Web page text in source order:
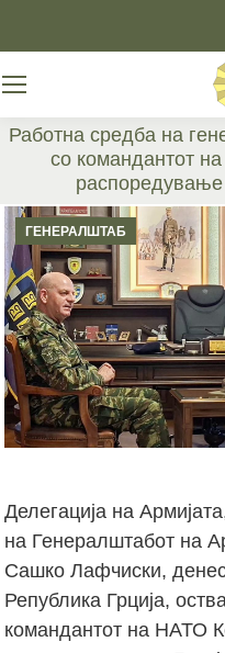
Работна средба на
со командантот
распоредување
ГЕНЕРАЛШТАБ
Делегација на
на Генералштабот на
Сашко Лафчиски,
Република Грција,
командантот на НАТО